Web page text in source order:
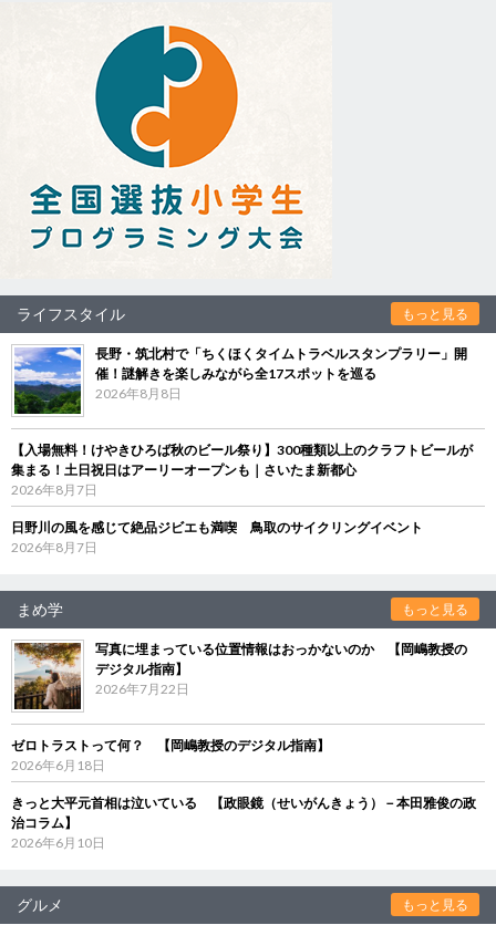
ライフスタイル もっと見る
長野・筑北村で「ちくほくタイムトラベルスタンプラリー」開
催！謎解きを楽しみながら全17スポットを巡る
2026年8月8日
【入場無料！けやきひろば秋のビール祭り】300種類以上のクラフトビールが
集まる！土日祝日はアーリーオープンも｜さいたま新都心
2026年8月7日
日野川の風を感じて絶品ジビエも満喫 鳥取のサイクリングイベント
2026年8月7日
まめ学 もっと見る
写真に埋まっている位置情報はおっかないのか 【岡嶋教授の
デジタル指南】
2026年7月22日
ゼロトラストって何？ 【岡嶋教授のデジタル指南】
2026年6月18日
きっと大平元首相は泣いている 【政眼鏡（せいがんきょう）－本田雅俊の政
治コラム】
2026年6月10日
グルメ もっと見る